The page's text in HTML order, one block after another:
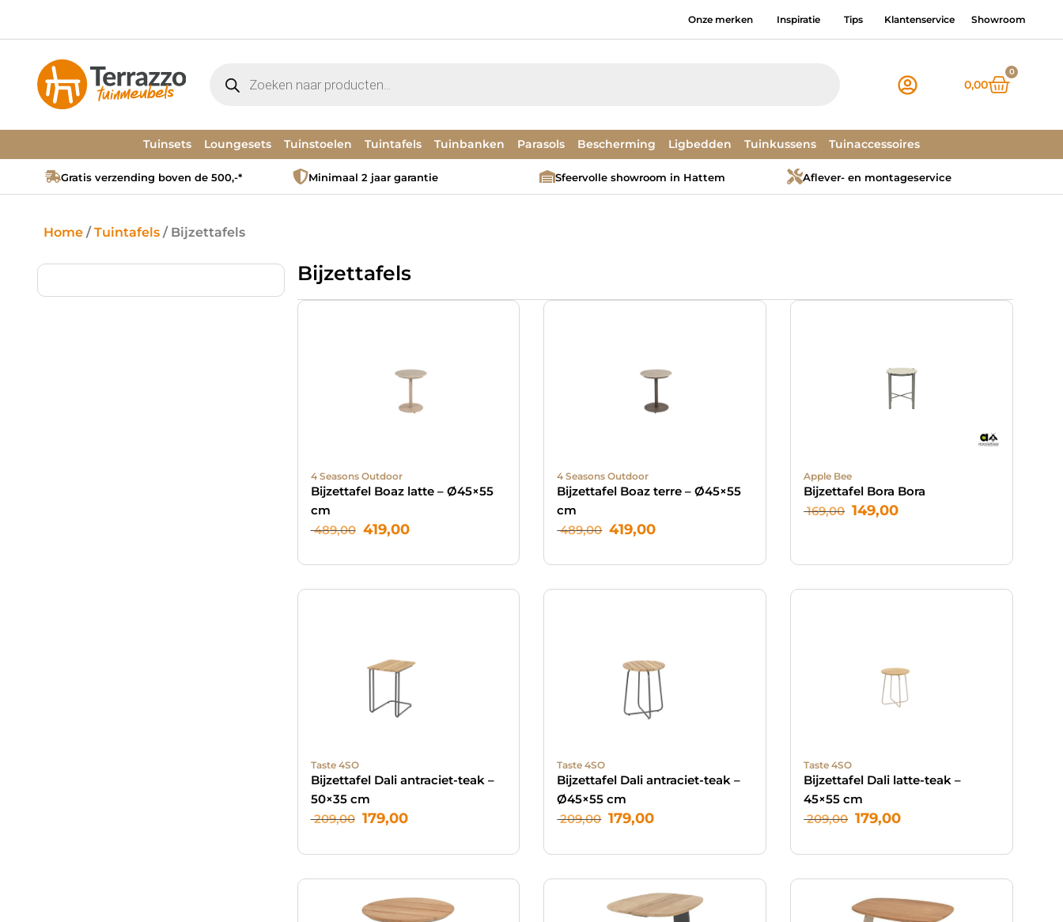
Onze merken Inspiratie Tips Klantenservice Showroom
0,00
0
Tuinsets Loungesets Tuinstoelen Tuintafels Tuinbanken Parasols Bescherming Ligbedden Tuinkussens Tuinaccessoires
Gratis verzending boven de 500,-* Minimaal 2 jaar garantie Sfeervolle showroom in Hattem Aflever- en montageservice
Home /Tuintafels / Bijzettafels
Bijzettafels
4 Seasons Outdoor
Bijzettafel Boaz latte – Ø45×55
cm
489,00 419,00
4 Seasons Outdoor
Bijzettafel Boaz terre – Ø45×55
cm
489,00 419,00
Apple Bee
Bijzettafel Bora Bora
169,00 149,00
Taste 4SO
Bijzettafel Dali antraciet-teak –
50×35 cm
209,00 179,00
Taste 4SO
Bijzettafel Dali antraciet-teak –
Ø45×55 cm
209,00 179,00
Taste 4SO
Bijzettafel Dali latte-teak –
45×55 cm
209,00 179,00